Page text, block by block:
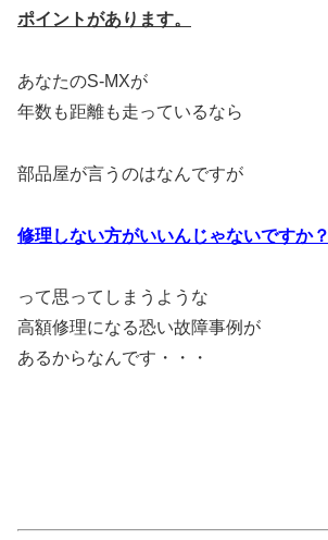
ポイントがあります。
あなたのS-MXが
年数も距離も走っているなら
部品屋が言うのはなんですが
修理しない方がいいんじゃないですか？
って思ってしまうような
高額修理になる恐い故障事例が
あるからなんです・・・